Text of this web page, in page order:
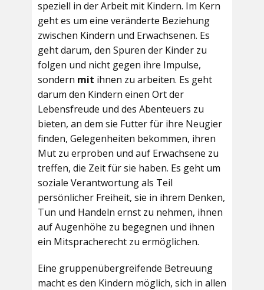
speziell in der Arbeit mit Kindern. Im Kern
geht es um eine veränderte Beziehung
zwischen Kindern und Erwachsenen. Es
geht darum, den Spuren der Kinder zu
folgen und nicht gegen ihre Impulse,
sondern mit ihnen zu arbeiten. Es geht
darum den Kindern einen Ort der
Lebensfreude und des Abenteuers zu
bieten, an dem sie Futter für ihre Neugier
finden, Gelegenheiten bekommen, ihren
Mut zu erproben und auf Erwachsene zu
treffen, die Zeit für sie haben. Es geht um
soziale Verantwortung als Teil
persönlicher Freiheit, sie in ihrem Denken,
Tun und Handeln ernst zu nehmen, ihnen
auf Augenhöhe zu begegnen und ihnen
ein Mitspracherecht zu ermöglichen.
Eine gruppenübergreifende Betreuung
macht es den Kindern möglich, sich in allen